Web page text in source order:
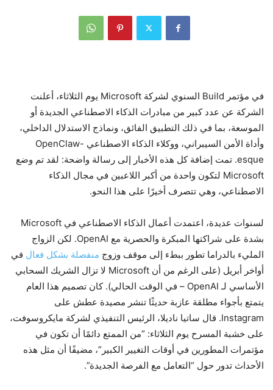
في مؤتمر Build السنوي لشركة Microsoft يوم الثلاثاء، أعلنت
الشركة عن عدد كبير من مبادرات الذكاء الاصطناعي الجديدة أو
الموسعة، بما في ذلك التطبيق الفائق، ونماذج الاستدلال الداخلي،
وأداة الأمن السيبراني، ووكلاء الذكاء الاصطناعي OpenClaw-
esque. تمت إضافة كل هذه الأخبار إلى رسالة واضحة: لقد تم وضع
Microsoft لتكون واحدة من أكبر اللاعبين في مجال الذكاء
الاصطناعي، وهي تتصرف أخيرًا على هذا النحو.
لسنوات عديدة، اعتمدت أعمال الذكاء الاصطناعي في Microsoft
بشدة على شراكتها المبكرة والحصرية مع OpenAI. لكن الزواج
المليء بالدراما تطور ببطء إلى موقف وزوج منفصلة بشكل فعال في
أواخر أبريل (على الرغم من أن Microsoft لا تزال الشريك السحابي
الأساسي لـ OpenAI – في الوقت الحالي). كان تصميم هذا العام
يتمتع بأجواء مطلقة عازبة حديثًا تنشر مصيدة عطش على
Instagram. قال ساتيا ناديلا، الرئيس التنفيذي لشركة مايكروسوفت،
على خشبة المسرح يوم الثلاثاء: “من الممتع دائمًا أن تكون في
مؤتمرات المطورين في أوقات التغيير الكبير”، مضيفًا أن مثل هذه
الأحداث تدور حول “التعامل مع الفرصة الجديدة”.